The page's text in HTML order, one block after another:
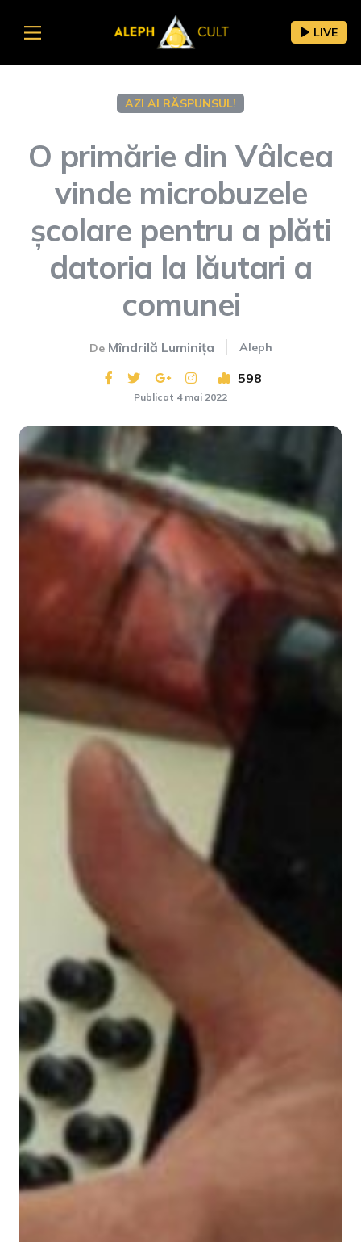
LIVE
AZI AI RĂSPUNSUL!
O primărie din Vâlcea
vinde microbuzele
școlare pentru a plăti
datoria la lăutari a
comunei
De Mîndrilă Luminița Aleph
598
Publicat 4 mai 2022